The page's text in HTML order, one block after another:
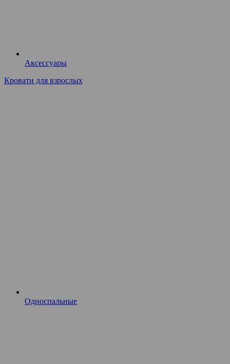
Аксессуары
Кровати для взрослых
Односпальные